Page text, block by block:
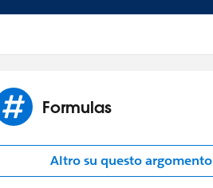
Formulas
Altro su questo argomento